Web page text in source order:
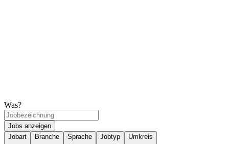
Was?
Jobs anzeigen
Jobart
Branche Sprache Jobtyp Umkreis